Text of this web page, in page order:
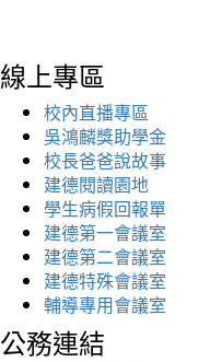
線上專區
校內直播專區
吳鴻麟獎助學金
校長爸爸說故事
建德閱讀園地
學生病假回報單
建德第一會議室
建德第二會議室
建德特殊會議室
輔導專用會議室
公務連結